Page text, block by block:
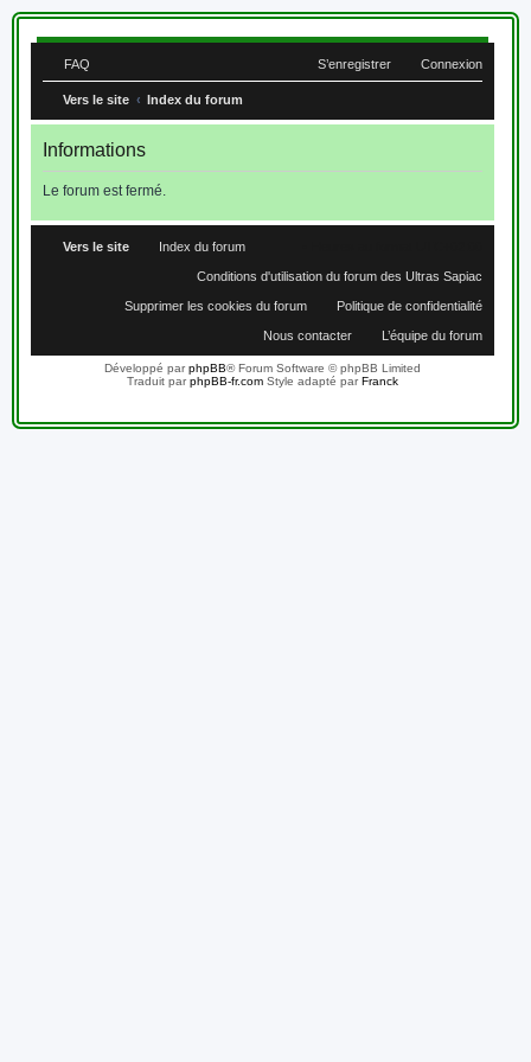
FAQ Connexion
S’enregistrer
Vers le site Index du forum
Informations
Le forum est fermé.
Vers le site Index du forum
Conditions d'utilisation du forum des Ultras Sapiac
Politique de confidentialité
Supprimer les cookies du forum
L’équipe du forum
Nous contacter
Développé parphpBB® Forum Software © phpBB Limited
Traduit parphpBB-fr.comStyle adapté parFranck